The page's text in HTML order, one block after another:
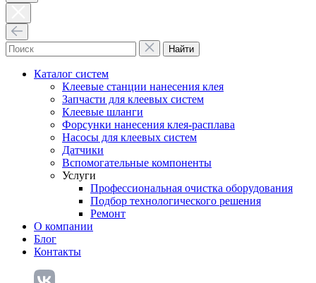
Найти
Каталог систем
Клеевые станции нанесения клея
Запчасти для клеевых систем
Клеевые шланги
Форсунки нанесения клея-расплава
Насосы для клеевых систем
Датчики
Вспомогательные компоненты
Услуги
Профессиональная очистка оборудования
Подбор технологического решения
Ремонт
О компании
Блог
Контакты